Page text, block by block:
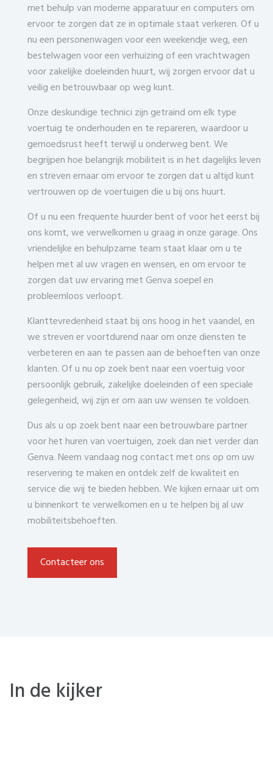
met behulp van moderne apparatuur en computers om
ervoor te zorgen dat ze in optimale staat verkeren. Of u
nu een personenwagen voor een weekendje weg, een
bestelwagen voor een verhuizing of een vrachtwagen
voor zakelijke doeleinden huurt, wij zorgen ervoor dat u
veilig en betrouwbaar op weg kunt.
Onze deskundige technici zijn getraind om elk type
voertuig te onderhouden en te repareren, waardoor u
gemoedsrust heeft terwijl u onderweg bent. We
begrijpen hoe belangrijk mobiliteit is in het dagelijks leven
en streven ernaar om ervoor te zorgen dat u altijd kunt
vertrouwen op de voertuigen die u bij ons huurt.
Of u nu een frequente huurder bent of voor het eerst bij
ons komt, we verwelkomen u graag in onze garage. Ons
vriendelijke en behulpzame team staat klaar om u te
helpen met al uw vragen en wensen, en om ervoor te
zorgen dat uw ervaring met Genva soepel en
probleemloos verloopt.
Klanttevredenheid staat bij ons hoog in het vaandel, en
we streven er voortdurend naar om onze diensten te
verbeteren en aan te passen aan de behoeften van onze
klanten. Of u nu op zoek bent naar een voertuig voor
persoonlijk gebruik, zakelijke doeleinden of een speciale
gelegenheid, wij zijn er om aan uw wensen te voldoen.
Dus als u op zoek bent naar een betrouwbare partner
voor het huren van voertuigen, zoek dan niet verder dan
Genva. Neem vandaag nog contact met ons op om uw
reservering te maken en ontdek zelf de kwaliteit en
service die wij te bieden hebben. We kijken ernaar uit om
u binnenkort te verwelkomen en u te helpen bij al uw
mobiliteitsbehoeften.
Contacteer ons
In de kijker